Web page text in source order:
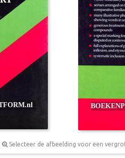
Selecteer de afbeelding voor een